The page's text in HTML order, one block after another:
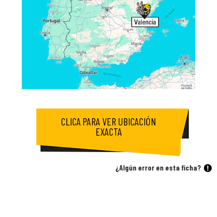
CLICA PARA VER UBICACIÓN
EXACTA
¿Algún error en esta ficha?